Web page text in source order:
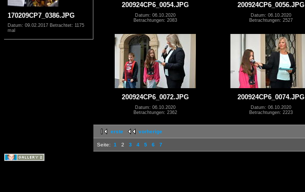
170209CP7_0386.JPG
Datum: 09.02.2017 Betrachtet: 1175
mal
200924CP6_0054.JPG
Datum: 06.10.2020
Betrachtungen: 2083
200924CP6_0056.JPG
Datum: 06.10.2020
Betrachtungen: 2527
200924CP6_0072.JPG
Datum: 06.10.2020
Betrachtungen: 2362
200924CP6_0074.JPG
Datum: 06.10.2020
Betrachtungen: 2223
erste vorherige
Seite: 1 2 3 4 5 6 7